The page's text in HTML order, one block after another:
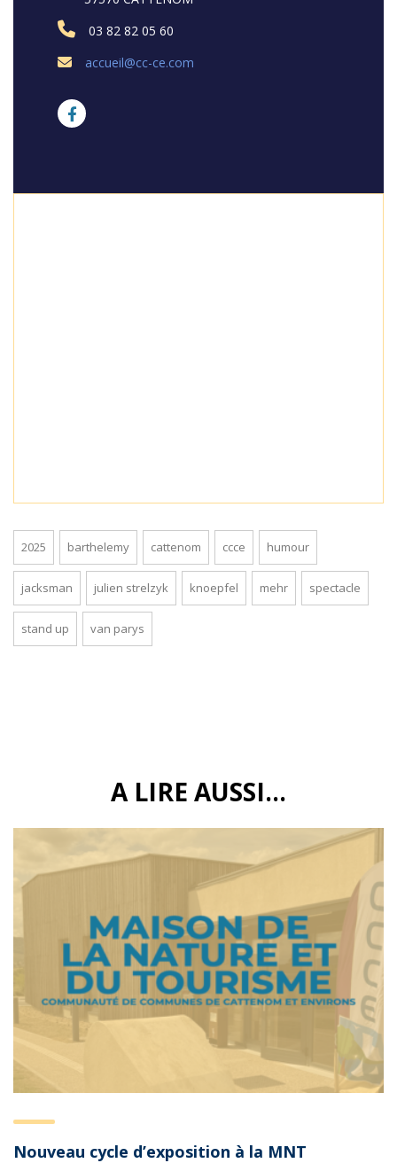
03 82 82 05 60
accueil@cc-ce.com
2025 barthelemy cattenom ccce humour
jacksman julien strelzyk knoepfel mehr spectacle
stand up van parys
A LIRE AUSSI...
Nouveau cycle d’exposition à la MNT